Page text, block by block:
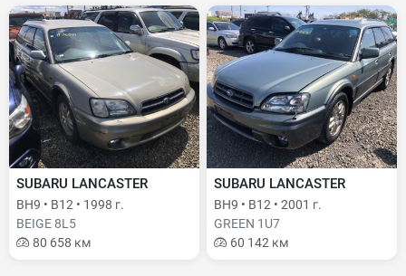
SUBARU LANCASTER
BH9 • B12 • 1998 г.
BEIGE 8L5
80 658 км
SUBARU LANCASTER
BH9 • B12 • 2001 г.
GREEN 1U7
60 142 км